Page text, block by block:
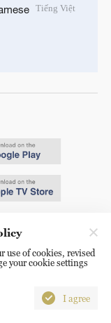
Tiếng Việt
use of cookies, revised
your cookie settings
I agree